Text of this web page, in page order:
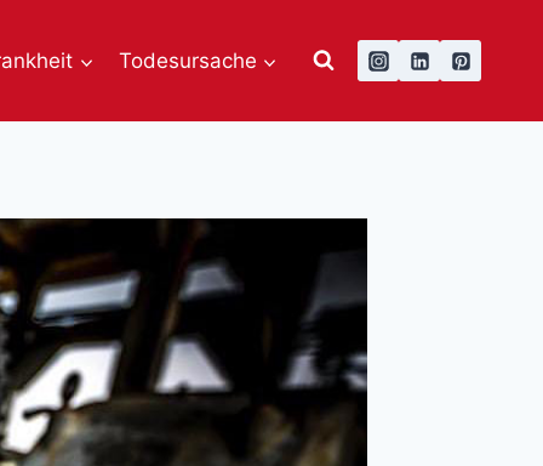
Todesursache